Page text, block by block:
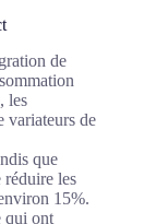
de
les
variateurs de
que
réduire les
15%.
qui ont